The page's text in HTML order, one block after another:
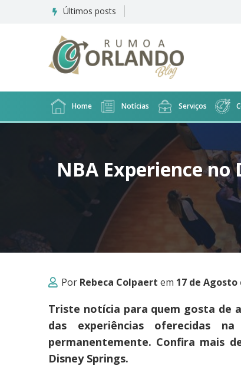
Últimos posts
familiar
do
Disney's
All
Music
Home Notícias Serviços
NBA Experience
Por Rebeca Colpaert em 17 de Agosto
Triste notícia para quem gosta de
das experiências oferecidas
permanentemente. Confira mais
Disney Springs.